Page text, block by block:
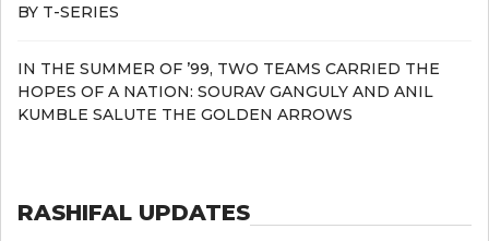
BY T-SERIES
IN THE SUMMER OF ’99, TWO TEAMS CARRIED THE
HOPES OF A NATION: SOURAV GANGULY AND ANIL
KUMBLE SALUTE THE GOLDEN ARROWS
RASHIFAL UPDATES